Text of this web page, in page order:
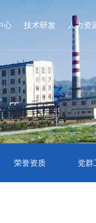
心 技术研发 人力资
荣誉资质 党群